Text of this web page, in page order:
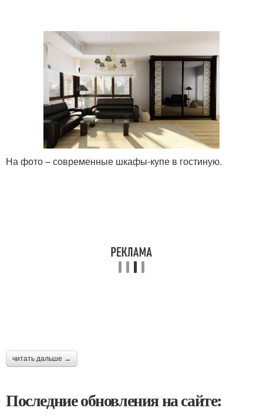
На фото – современные шкафы-купе в гостиную.
читать дальше →
Последние обновления на сайте: